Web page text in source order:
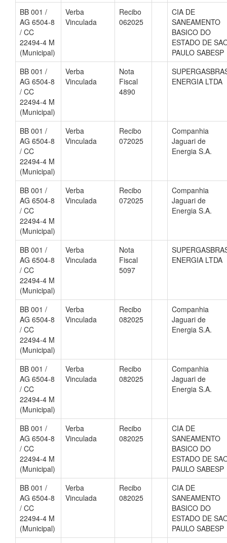
BB 001 /
AG 6504-8
/ CC
22494-4 M
(Municipal)
Verba
Vinculada
Recibo
062025
CIA DE
SANEAMENTO
BASICO DO
ESTADO DE
PAULO SABESP
BB 001 /
AG 6504-8
/ CC
22494-4 M
(Municipal)
Verba
Vinculada
Nota
Fiscal
4890
ENERGIA LTDA
BB 001 /
AG 6504-8
/ CC
22494-4 M
(Municipal)
Verba
Vinculada
Recibo
072025
Companhia
Jaguari de
Energia S.A.
BB 001 /
AG 6504-8
/ CC
22494-4 M
(Municipal)
Verba
Vinculada
Recibo
072025
Companhia
Jaguari de
Energia S.A.
BB 001 /
AG 6504-8
/ CC
22494-4 M
(Municipal)
Verba
Vinculada
Nota
Fiscal
5097
ENERGIA LTDA
BB 001 /
AG 6504-8
/ CC
22494-4 M
(Municipal)
Verba
Vinculada
Recibo
082025
Companhia
Jaguari de
Energia S.A.
BB 001 /
AG 6504-8
/ CC
22494-4 M
(Municipal)
Verba
Vinculada
Recibo
082025
Companhia
Jaguari de
Energia S.A.
BB 001 /
AG 6504-8
/ CC
22494-4 M
(Municipal)
Verba
Vinculada
Recibo
082025
CIA DE
SANEAMENTO
BASICO DO
ESTADO DE
PAULO SABESP
BB 001 /
AG 6504-8
/ CC
22494-4 M
(Municipal)
Verba
Vinculada
Recibo
082025
CIA DE
SANEAMENTO
BASICO DO
ESTADO DE
PAULO SABESP